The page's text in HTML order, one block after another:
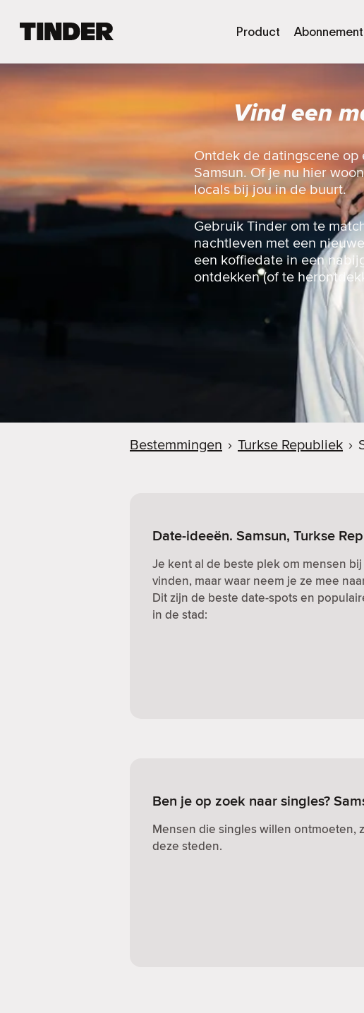
e
p
a
g
Product
Vind een
Ontdek de datingscene op
Samsun. Of je nu hier
locals bij jou in de buurt.
Gebruik Tinder om te
nachtleven met een
een koffiedate in een
ontdekken (of te
Bestemmingen › Turkse Republiek ›
Date-ideeën. Samsun, Turkse
Je kent al de beste plek om mensen
vinden, maar waar neem je ze mee
Dit zijn de beste date-spots en
in de stad:
Ben je op zoek naar singles?
Mensen die singles willen ontmoeten,
deze steden.